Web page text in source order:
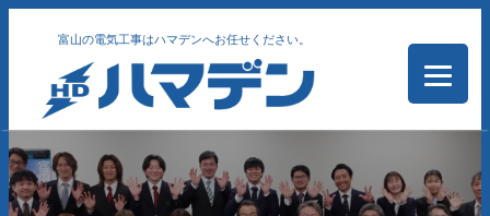
富山の電気工事はハマデンへお任せください。